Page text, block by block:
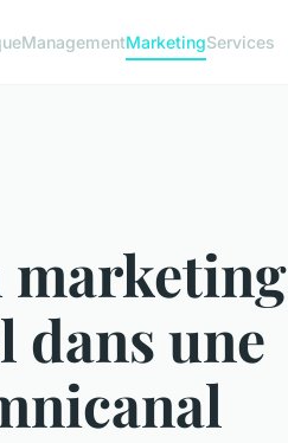
ManagementMarketingServices
marketing
dans une